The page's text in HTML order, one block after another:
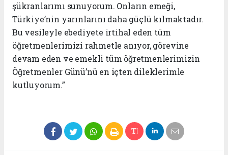
şükranlarımı sunuyorum. Onların emeği,
Türkiye’nin yarınlarını daha güçlü kılmaktadır.
Bu vesileyle ebediyete irtihal eden tüm
öğretmenlerimizi rahmetle anıyor, görevine
devam eden ve emekli tüm öğretmenlerimizin
Öğretmenler Günü’nü en içten dileklerimle
kutluyorum.”